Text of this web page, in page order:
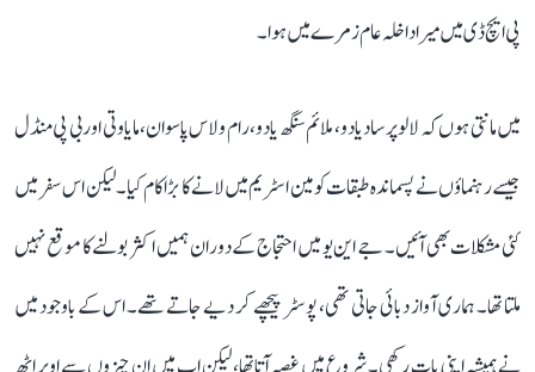
پی ایچ ڈی میں میرا داخلہ عام زمرے میں ہوا۔
میں مانتی ہوں کہ لالو پرساد یادو، ملائم سنگھ یادو، رام ولاس پاسوان، مایاوتی اور بی پی منڈل
جیسے رہنماؤں نے پسماندہ طبقات کو مین اسٹریم میں لانے کا بڑا کام کیا۔ لیکن اس سفر میں
کئی مشکلات بھی آئیں۔ جے این یو میں احتجاج کے دوران ہمیں اکثر بولنے کا موقع نہیں
ملتا تھا۔ ہماری آواز دبائی جاتی تھی، پوسٹر پیچھے کر دیے جاتے تھے۔ اس کے باوجود میں